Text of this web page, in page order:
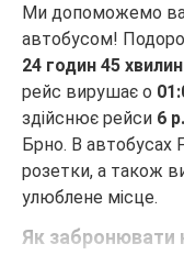
Ми допоможемо
автобусом!
24 годин 45 хвилин
рейс вирушає о
здійснює рейси 6 р.
Брно. В автобусах
розетки, а також
улюблене місце.
Як забронювати